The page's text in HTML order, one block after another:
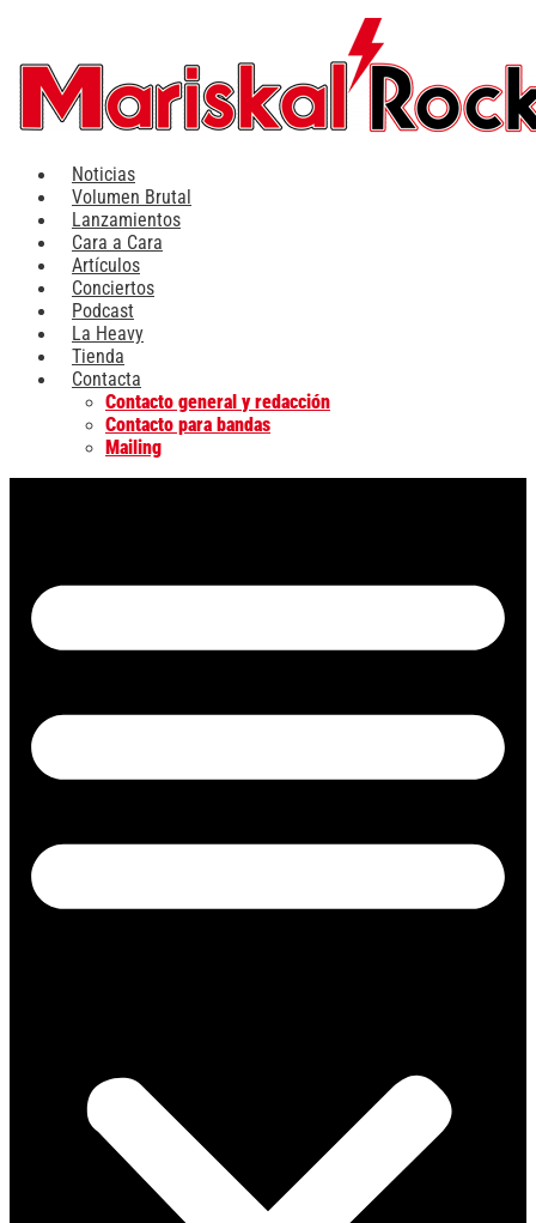
contenido
Noticias
Volumen Brutal
Lanzamientos
Cara a Cara
Artículos
Conciertos
Podcast
La Heavy
Tienda
Contacta
Contacto general y redacción
Contacto para bandas
Mailing